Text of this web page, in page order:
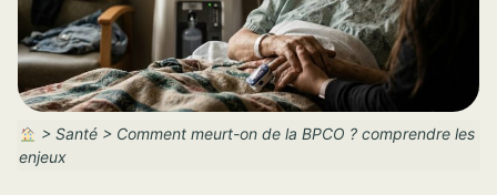
> Santé> Comment meurt-on de la BPCO ? comprendre les
enjeux